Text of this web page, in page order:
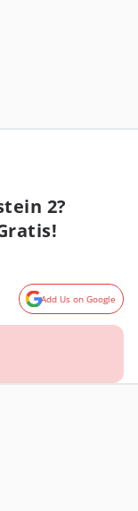
2?
Add Us on Google